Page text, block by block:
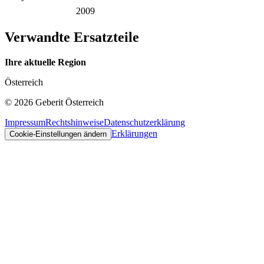
2009
Verwandte Ersatzteile
Ihre aktuelle Region
Österreich
© 2026 Geberit Österreich
ImpressumRechtshinweiseDatenschutzerklärung
Cookie-Einstellungen ändern Erklärungen